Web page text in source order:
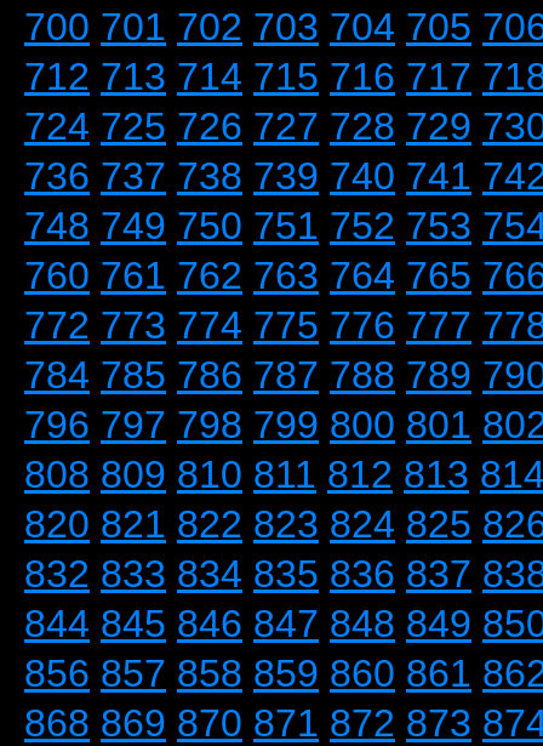
700 701 702 703 704 705
712 713 714 715 716 717
724 725 726 727 728 729
736 737 738 739 740 741
748 749 750 751 752 753
760 761 762 763 764 765
772 773 774 775 776 777
784 785 786 787 788 789
796 797 798 799 800 801
808 809 810 811 812 813
820 821 822 823 824 825
832 833 834 835 836 837
844 845 846 847 848 849
856 857 858 859 860 861
868 869 870 871 872 873